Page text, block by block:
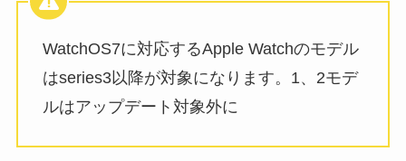
WatchOS7に対応するApple Watchのモデル
はseries3以降が対象になります。1、2モデ
ルはアップデート対象外に